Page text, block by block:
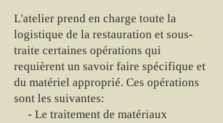
L'atelier prend en charge toute la
logistique de la restauration et sous-
traite certaines opérations qui
requièrent un savoir faire spécifique et
du matériel approprié. Ces opérations
sont les suivantes:
- Le traitement de matériaux